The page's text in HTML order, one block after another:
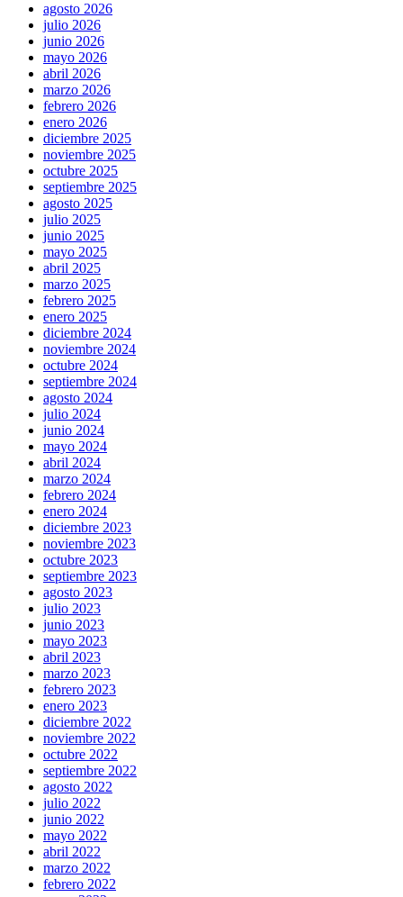
agosto 2026
julio 2026
junio 2026
mayo 2026
abril 2026
marzo 2026
febrero 2026
enero 2026
diciembre 2025
noviembre 2025
octubre 2025
septiembre 2025
agosto 2025
julio 2025
junio 2025
mayo 2025
abril 2025
marzo 2025
febrero 2025
enero 2025
diciembre 2024
noviembre 2024
octubre 2024
septiembre 2024
agosto 2024
julio 2024
junio 2024
mayo 2024
abril 2024
marzo 2024
febrero 2024
enero 2024
diciembre 2023
noviembre 2023
octubre 2023
septiembre 2023
agosto 2023
julio 2023
junio 2023
mayo 2023
abril 2023
marzo 2023
febrero 2023
enero 2023
diciembre 2022
noviembre 2022
octubre 2022
septiembre 2022
agosto 2022
julio 2022
junio 2022
mayo 2022
abril 2022
marzo 2022
febrero 2022